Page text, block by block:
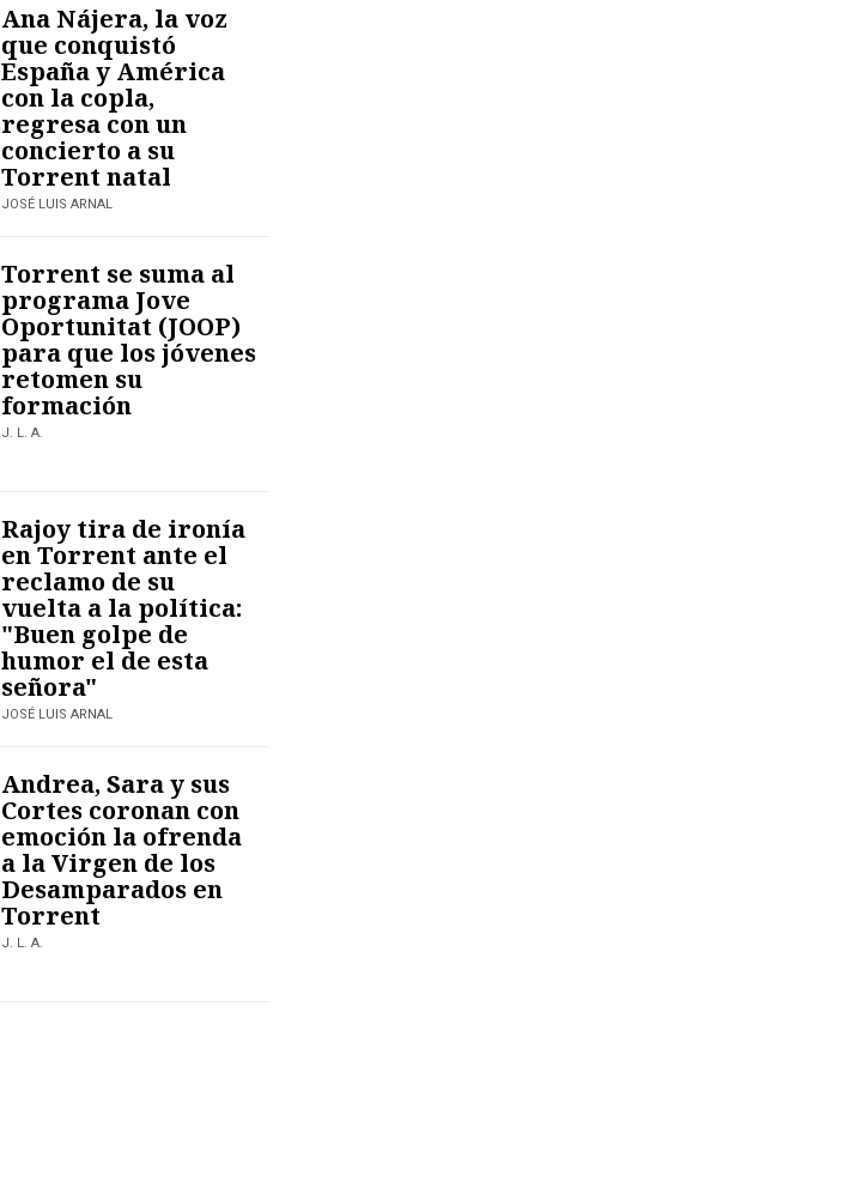
Ana Nájera, la voz
que conquistó
España y América
con la copla,
regresa con un
concierto a su
Torrent natal
JOSÉ LUIS ARNAL
Torrent se suma al
programa Jove
Oportunitat (JOOP)
para que los jóvenes
retomen su
formación
J. L. A.
Rajoy tira de ironía
en Torrent ante el
reclamo de su
vuelta a la política:
"Buen golpe de
humor el de esta
señora"
JOSÉ LUIS ARNAL
Andrea, Sara y sus
Cortes coronan con
emoción la ofrenda
a la Virgen de los
Desamparados en
Torrent
J. L. A.